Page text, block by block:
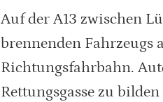
Auf der A13 zwischen
brennenden Fahrzeugs
Richtungsfahrbahn.
Rettungsgasse zu